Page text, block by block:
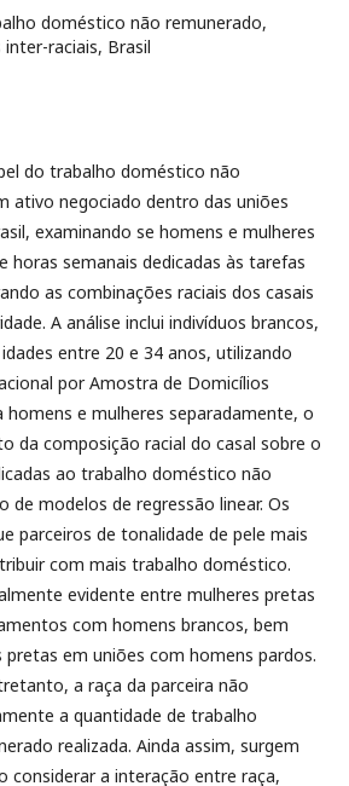
doméstico não remunerado,
inter-raciais, Brasil
do trabalho doméstico não
ativo negociado dentro das uniões
examinando se homens e mulheres
horas semanais dedicadas às tarefas
as combinações raciais dos casais
A análise inclui indivíduos brancos,
entre 20 e 34 anos, utilizando
por Amostra de Domicílios
homens e mulheres separadamente, o
da composição racial do casal sobre o
ao trabalho doméstico não
de modelos de regressão linear. Os
parceiros de tonalidade de pele mais
com mais trabalho doméstico.
evidente entre mulheres pretas
com homens brancos, bem
em uniões com homens pardos.
a raça da parceira não
a quantidade de trabalho
realizada. Ainda assim, surgem
considerar a interação entre raça,